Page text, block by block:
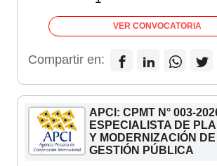
VER CONVOCATORIA
Compartir en:
APCI: CPMT N° 003-
ESPECIALISTA DE
Y MODERNIZACIÓN
GESTIÓN PÚBLICA